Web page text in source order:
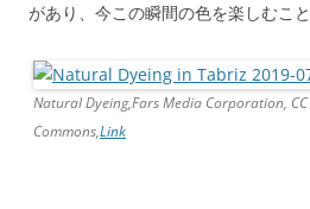
があり、今この瞬間の色を楽しむこ
Natural Dyeing,Fars Media Corporation,
Commons,Link